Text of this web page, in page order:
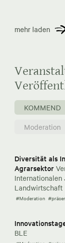
mehr laden
KOMMEND
Moderation
Diversität als
Agrarsektor
Internationalen
Landwirtschaft
#Moderation
BLE